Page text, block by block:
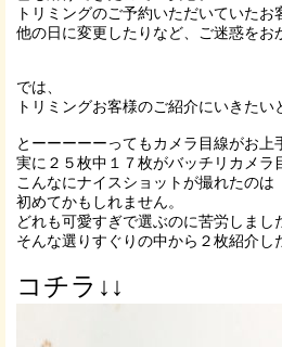
トリミングのご予約いただいていたお
他の日に変更したりなど、ご迷惑をお
では、
トリミングお客様のご紹介にいきたい
とーーーーーってもカメラ目線がお上
実に２５枚中１７枚がバッチリカメラ
こんなにナイスショットが撮れたのは
初めてかもしれません。
どれも可愛すぎで選ぶのに苦労しまし
そんな選りすぐりの中から２枚紹介し
コチラ↓↓